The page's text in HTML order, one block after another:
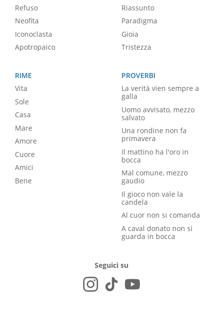
Refuso
Neofita
Iconoclasta
Apotropaico
Riassunto
Paradigma
Gioia
Tristezza
RIME
Vita
Sole
Casa
Mare
Amore
Cuore
Amici
Bene
PROVERBI
La verità vien sempre a
galla
Uomo avvisato, mezzo
salvato
Una rondine non fa
primavera
Il mattino ha l'oro in
bocca
Mal comune, mezzo
gaudio
Il gioco non vale la
candela
Al cuor non si comanda
A caval donato non si
guarda in bocca
Seguici su